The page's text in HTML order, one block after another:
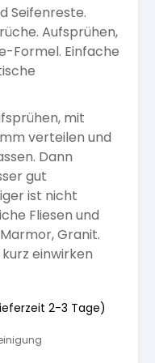
Seifenreste.
Aufsprühen,
Formel. Einfache
mit
verteilen und
Dann
gut
ist nicht
Fliesen und
Granit.
einwirken
2-3 Tage)